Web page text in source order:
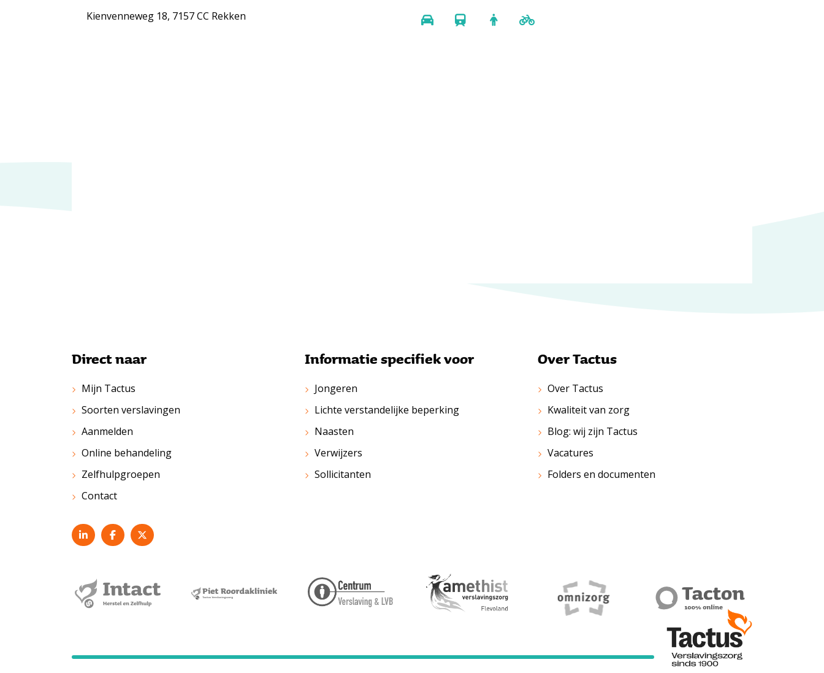
Kienvenneweg 18, 7157 CC Rekken
Direct naar
Mijn Tactus
Soorten verslavingen
Aanmelden
Online behandeling
Zelfhulpgroepen
Contact
Informatie specifiek voor
Jongeren
Lichte verstandelijke beperking
Naasten
Verwijzers
Sollicitanten
Over Tactus
Over Tactus
Kwaliteit van zorg
Blog: wij zijn Tactus
Vacatures
Folders en documenten